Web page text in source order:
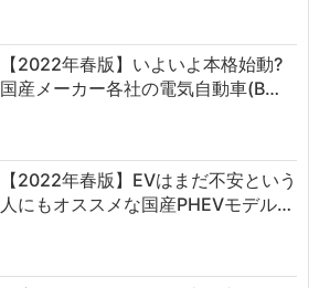
【2022年春版】いよいよ本格始動?
国産メーカー各社の電気自動車(B…
【2022年春版】EVはまだ不安という
人にもオススメな国産PHEVモデル…